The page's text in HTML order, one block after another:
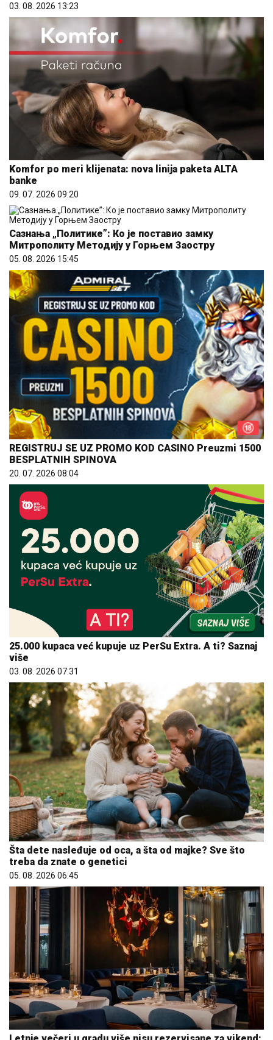
03. 08. 2026 13:23
Komfor po meri klijenata: nova linija paketa ALTA
banke
09. 07. 2026 09:20
Сазнања „Политике”: Ко је поставио замку
Митрополиту Методију у Горњем Заостру
05. 08. 2026 15:45
REGISTRUJ SE UZ PROMO KOD CASINO Preuzmi 1500
BESPLATNIH SPINOVA
20. 07. 2026 08:04
25.000 kupaca već kupuje uz PerSu Extra. A ti? Saznaj
više
03. 08. 2026 07:31
Šta dete nasleđuje od oca, a šta od majke? Sve što
treba da znate o genetici
05. 08. 2026 06:45